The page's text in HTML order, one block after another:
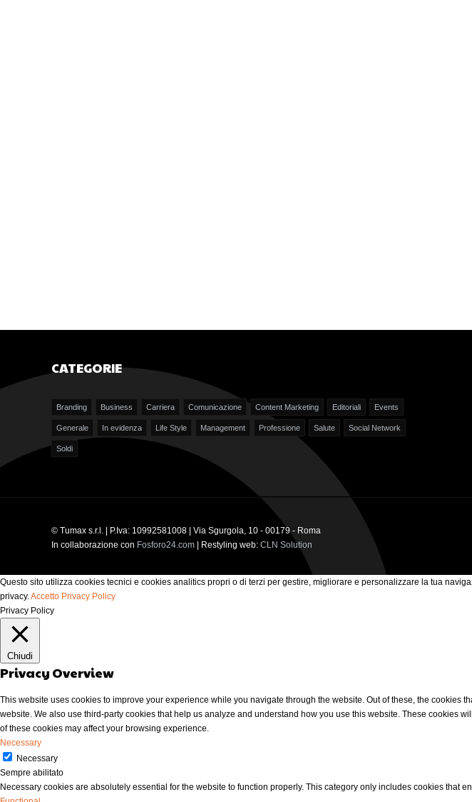
CATEGORIE
Branding Business Carriera Comunicazione Content Marketing Editoriali Events
Generale In evidenza Life Style Management Professione Salute Social Network
Soldi
© Tumax s.r.l. | P.Iva: 10992581008 | Via Sgurgola, 10 - 00179 - Roma
In collaborazione con Fosforo24.com | Restyling web: CLN Solution
Questo sito utilizza cookies tecnici e cookies analitics propri o di terzi per gestire, migliorare e personalizzare la tua
privacy. Accetto Privacy Policy
Privacy Policy
Chiudi
Privacy Overview
This website uses cookies to improve your experience while you navigate through the website. Out of these, the
website. We also use third-party cookies that help us analyze and understand how you use this website. These cookies
of these cookies may affect your browsing experience.
Necessary
Necessary
Sempre abilitato
Necessary cookies are absolutely essential for the website to function properly. This category only includes cookies that